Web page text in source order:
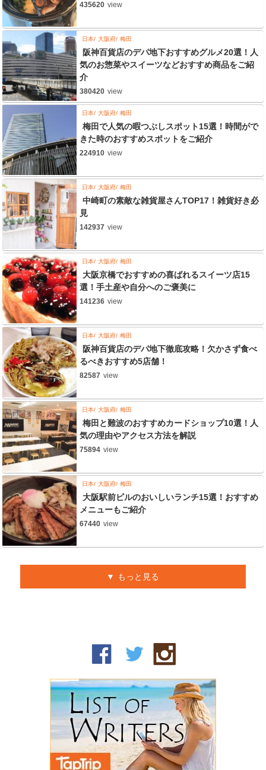
435620 view
日本 大阪府 梅田
阪神百貨店のデパ地下おすすめグルメ20選！人
気のお惣菜やスイーツなどおすすめ商品をご紹
介
380420 view
日本 大阪府 梅田
梅田で人気の暇つぶしスポット15選！時間がで
きた時のおすすめスポットをご紹介
224910 view
日本 大阪府 梅田
中崎町の素敵な雑貨屋さんTOP17！雑貨好き必
見
142937 view
日本 大阪府 梅田
大阪京橋でおすすめの喜ばれるスイーツ店15
選！手土産や自分へのご褒美に
141236 view
日本 大阪府 梅田
阪神百貨店のデパ地下徹底攻略！欠かさず食べ
るべきおすすめ5店舗！
82587 view
日本 大阪府 梅田
梅田と難波のおすすめカードショップ10選！人
気の理由やアクセス方法を解説
75894 view
日本 大阪府 梅田
大阪駅前ビルのおいしいランチ15選！おすすめ
メニューもご紹介
67440 view
もっと見る